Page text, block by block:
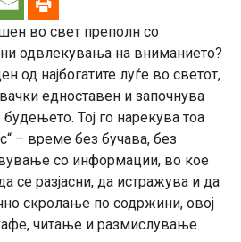
во свет преполн со
одвлекувања на вниманието?
од најбогатите луѓе во светот,
едноставен и започнува
Тој го нарекува тоа
– време без бучава, без
со информации, во кое
се разјасни, да истражува и да
скролање по содржини, овој
читање и размислување.